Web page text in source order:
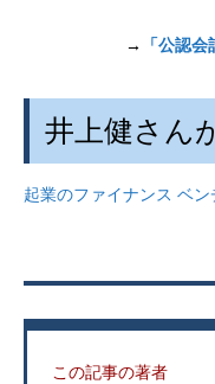
→ 「公認
井上健さん
起業のファイナンス ベ
この記事の著者